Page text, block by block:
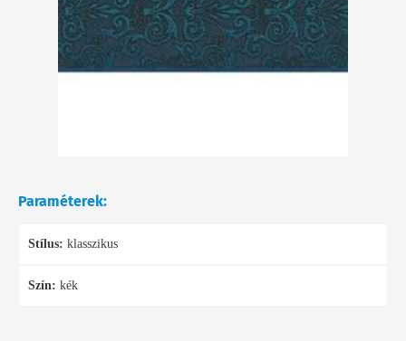
Paraméterek:
Stílus: klasszikus
Szín: kék